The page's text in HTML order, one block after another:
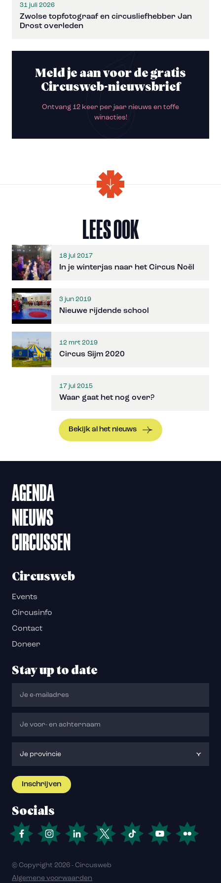
31 juli 2026
Zwolse topfotograaf en circusliefhebber Jan
Drost overleden
Meld je aan voor de gratis
Circusweb-nieuwsbrief
Ontvang 12 keer per jaar nieuws en toffe
winacties!
LEES OOK
18 jul 2017
In je winterjas naar het Circus Noël
3 jun 2019
Nieuwe rijdende school
12 mrt 2019
Circus Sijm 2020
17 jul 2015
Waar gaat het nog over?
Bekijk al het nieuws
AGENDA
NIEUWS
CIRCUSSEN
Circusweb
Events
Circusinfo
Contact
Doneer
Stay up to date
Socials
© Copyright 2026 - Circusweb
Algemene voorwaarden